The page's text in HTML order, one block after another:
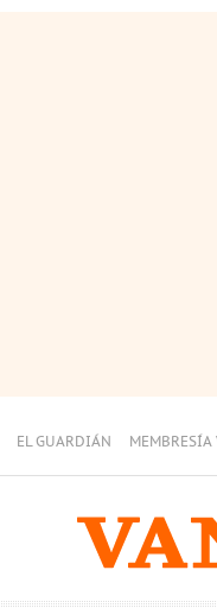
EL GUARDIÁN